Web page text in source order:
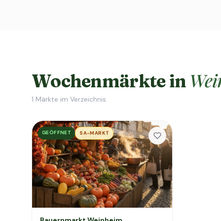
Wochenmärkte in
1 Märkte im Verzeichnis
GEÖFFNET SA-MARKT